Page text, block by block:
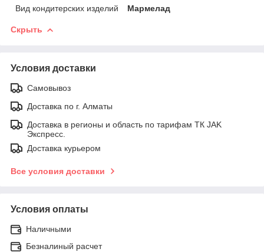
Вид кондитерских изделий
Мармелад
Скрыть
Условия доставки
Самовывоз
Доставка по г. Алматы
Доставка в регионы и область по тарифам ТК JAK
Экспресс.
Доставка курьером
Все условия доставки
Условия оплаты
Наличными
Безналиный расчет